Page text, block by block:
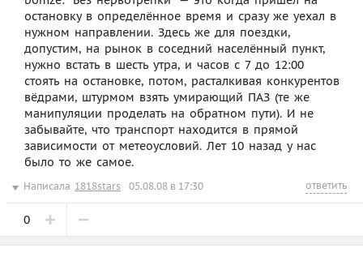
остановку в определённое время и сразу же уехал в
нужном направлении. Здесь же для поездки,
допустим, на рынок в соседний населённый пункт,
нужно встать в шесть утра, и часов с 7 до 12:00
стоять на остановке, потом, расталкивая конкурентов
вёдрами, штурмом взять умирающий ПАЗ (те же
манипуляции проделать на обратном пути). И не
забывайте, что транспорт находится в прямой
зависимости от метеоусловий. Лет 10 назад у нас
было то же самое.
Написала 1818stars 05.08.08 в 17:30 ответить
0